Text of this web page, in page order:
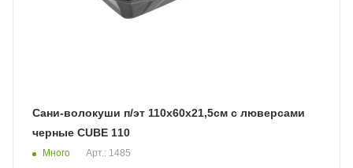
Сани-волокуши п/эт 110х60х21,5см с люверсами
черные CUBE 110
Много Арт.: 1485